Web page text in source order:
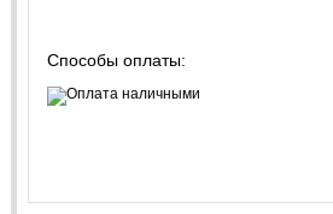
Способы оплаты: